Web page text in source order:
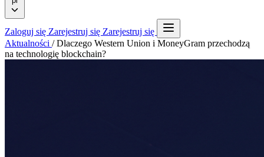
Zaloguj się Zarejestruj się Zarejestruj się
Aktualności / Dlaczego Western Union i MoneyGram przechodzą
na technologię blockchain?